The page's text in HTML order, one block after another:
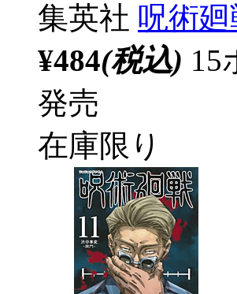
集英社 呪術廻
¥484(税込) 15
発売
在庫限り